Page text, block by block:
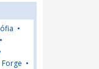
•
•
Forge •